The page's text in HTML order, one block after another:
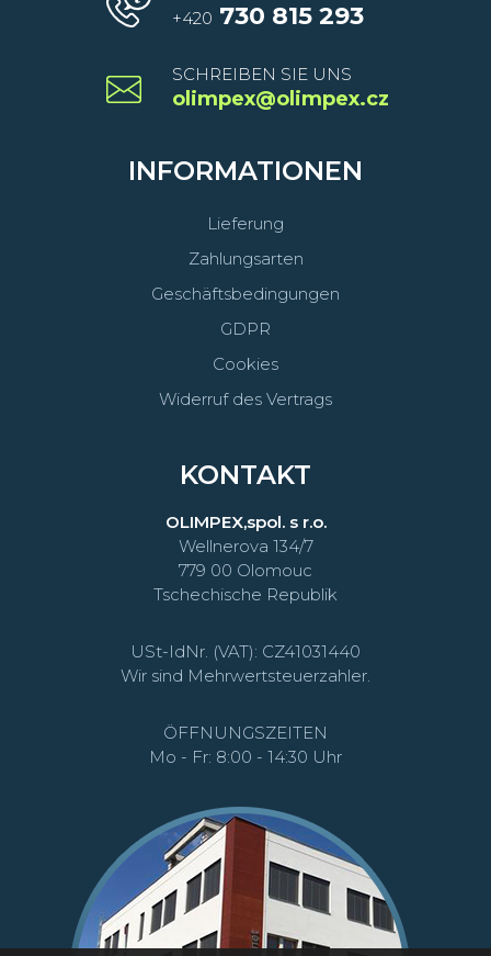
+420 730 815 293
SCHREIBEN SIE UNS
olimpex@olimpex.cz
INFORMATIONEN
Lieferung
Zahlungsarten
Geschäftsbedingungen
GDPR
Cookies
Widerruf des Vertrags
KONTAKT
OLIMPEX,spol. s r.o.
Wellnerova 134/7
779 00 Olomouc
Tschechische Republik
USt-IdNr. (VAT): CZ41031440
Wir sind Mehrwertsteuerzahler.
ÖFFNUNGSZEITEN
Mo - Fr: 8:00 - 14:30 Uhr